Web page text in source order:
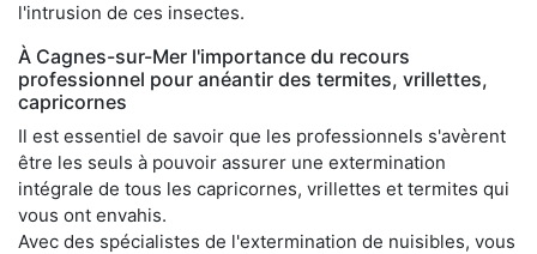
l'intrusion de ces insectes.
À Cagnes-sur-Mer l'importance du recours
professionnel pour anéantir des termites, vrillettes,
capricornes
Il est essentiel de savoir que les professionnels s'avèrent
être les seuls à pouvoir assurer une extermination
intégrale de tous les capricornes, vrillettes et termites qui
vous ont envahis.
Avec des spécialistes de l'extermination de nuisibles, vous